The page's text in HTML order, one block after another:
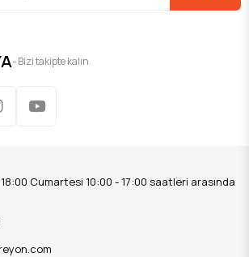
- Bizi takipte kalın
Cumartesi 10:00 - 17:00 saatleri arasında